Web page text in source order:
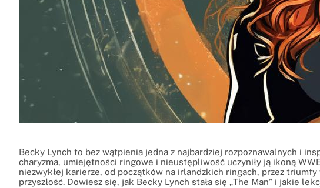
Becky Lynch to bez wątpienia jedna z najbardziej rozpoznawalnych i
charyzma, umiejętności ringowe i nieustępliwość uczyniły ją ikoną
niezwykłej karierze, od początków na irlandzkich ringach, przez
przyszłość. Dowiesz się, jak Becky Lynch stała się „The Man” i jakie